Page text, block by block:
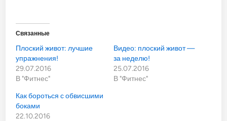
Связанные
Плоский живот: лучшие
упражнения!
29.07.2016
В "Фитнес"
Видео: плоский живот —
за неделю!
25.07.2016
В "Фитнес"
Как бороться с обвисшими
боками
22.10.2016